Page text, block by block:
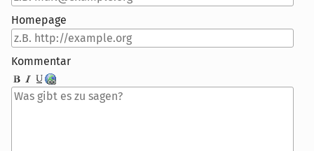
Homepage
Kommentar